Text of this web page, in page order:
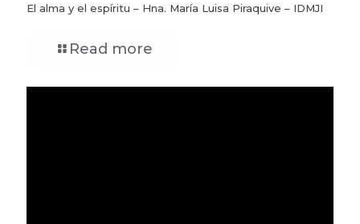
El alma y el espíritu – Hna. María Luisa Piraquive – IDMJI
Read more